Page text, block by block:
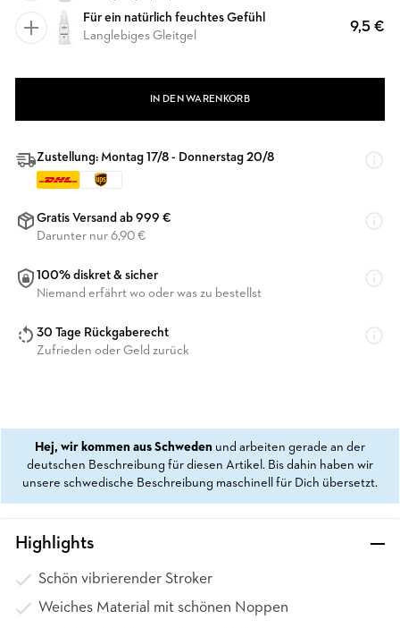
Für ein natürlich feuchtes Gefühl
Langlebiges Gleitgel
9,5 €
IN DEN WARENKORB
Zustellung: Montag 17/8 - Donnerstag 20/8
Gratis Versand ab 999 €
Darunter nur 6,90 €
100% diskret & sicher
Niemand erfährt wo oder was zu bestellst
30 Tage Rückgaberecht
Zufrieden oder Geld zurück
Hej, wir kommen aus Schweden und arbeiten gerade an der
deutschen Beschreibung für diesen Artikel. Bis dahin haben wir
unsere schwedische Beschreibung maschinell für Dich übersetzt.
Highlights
Schön vibrierender Stroker
Weiches Material mit schönen Noppen